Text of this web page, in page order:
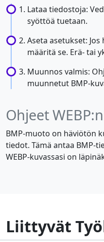
Lataa tiedostoja:
syöttöä tuetaan.
Aseta asetukset:
määritä se. Erä- tai
Muunnos valmis:
muunnetut BMP-
Ohjeet
BMP-muoto on häviötön
tiedot. Tämä antaa BMP-
WEBP-kuvassasi on
Liittyvät